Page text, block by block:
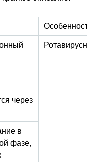
Особенности
через
в
фазе,